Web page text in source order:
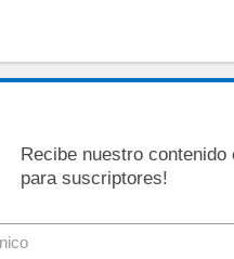
Recibe nuestro contenido
para suscriptores!